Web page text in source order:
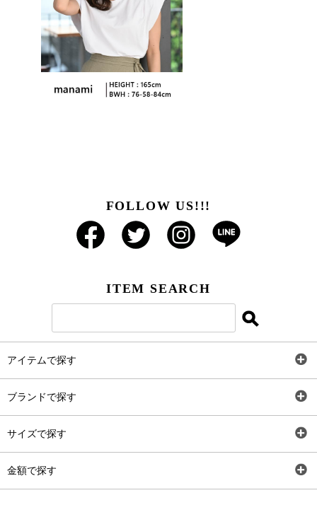
FOLLOW US!!!
ITEM SEARCH
アイテムで探す
ブランドで探す
サイズで探す
金額で探す